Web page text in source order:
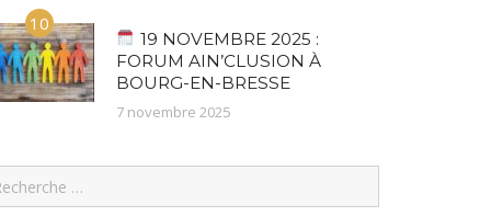
10
19 NOVEMBRE 2025 :
FORUM AIN’CLUSION À
BOURG-EN-BRESSE
7 novembre 2025